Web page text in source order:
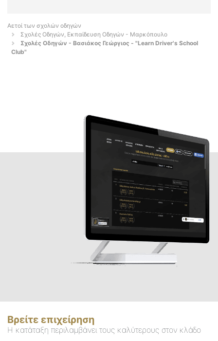
Αετοί των σχολών οδηγών
Σχολές Οδηγών, Εκπαίδευση Οδηγών - Μαρκόπουλο
Σχολές Οδηγών - Βασιάκος Γεώργιος - "Learn Driver's School
Club"
Βρείτε επιχείρηση
Η κατάταξη περιλαμβάνει τους καλύτερους στον κλάδο